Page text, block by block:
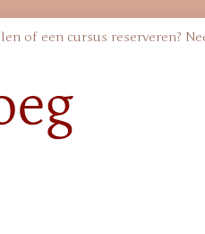
of een cursus reserveren?